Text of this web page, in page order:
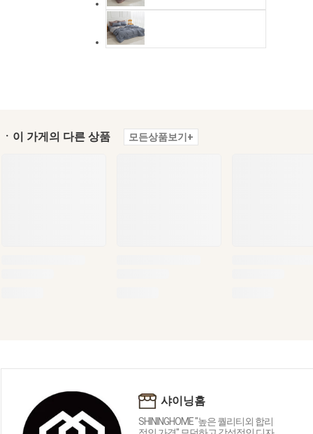
ㆍ이 가게의 다른 상품 모든상품보기+
샤이닝홈
SHININGHOME "높은 퀄리티외 합리